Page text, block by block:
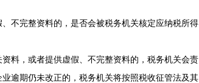
完整资料的，是否会被税务机关核定应纳税所得
，或者提供虚假、不完整资料的，税务机关会责
逾期仍未改正的，税务机关将按照税收征管法及其